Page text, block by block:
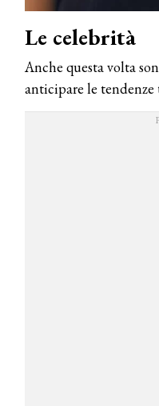
Le celebrità
Anche questa volta
anticipare le